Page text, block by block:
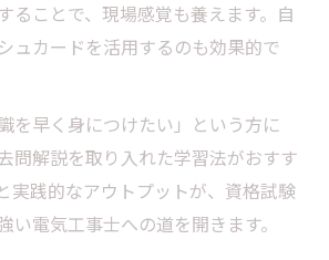
ることで、現場感覚も養えます。自
ュカードを活用するのも効果的で
を早く身につけたい」という方に
問解説を取り入れた学習法がおすす
実践的なアウトプットが、資格試験
い電気工事士への道を開きます。